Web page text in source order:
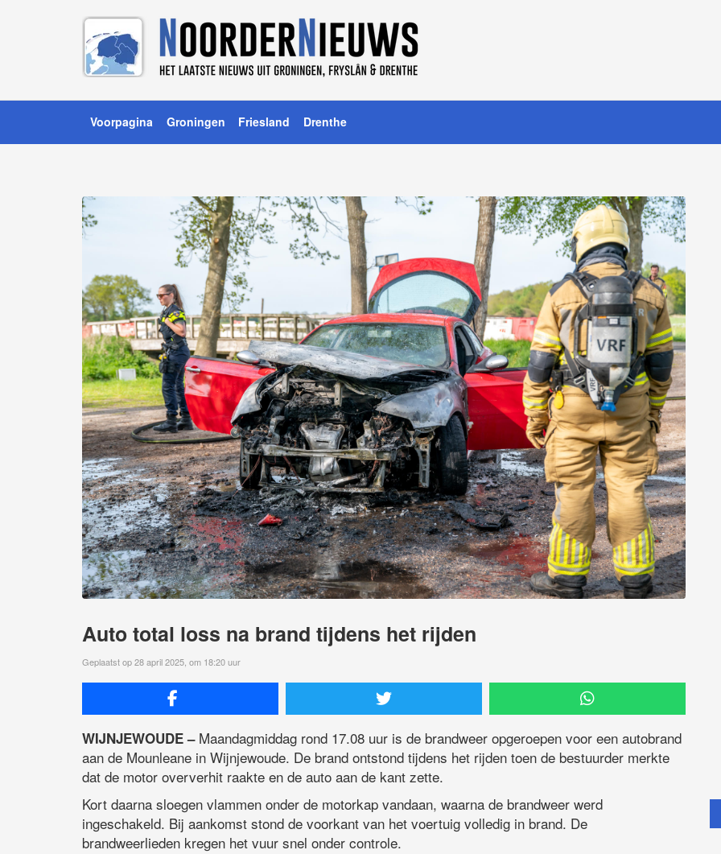
Voorpagina Groningen Friesland Drenthe
Auto total loss na brand tijdens het rijden
Geplaatst op 28 april 2025, om 18:20 uur
WIJNJEWOUDE –Maandagmiddag rond 17.08 uur is de brandweer opgeroepen voor een autobrand
aan de Mounleane in Wijnjewoude. De brand ontstond tijdens het rijden toen de bestuurder merkte
dat de motor oververhit raakte en de auto aan de kant zette.
Kort daarna sloegen vlammen onder de motorkap vandaan, waarna de brandweer werd
ingeschakeld. Bij aankomst stond de voorkant van het voertuig volledig in brand. De
brandweerlieden kregen het vuur snel onder controle.